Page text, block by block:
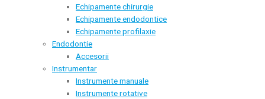
Echipamente chirurgie
Echipamente endodontice
Echipamente profilaxie
Endodontie
Accesorii
Instrumentar
Instrumente manuale
Instrumente rotative